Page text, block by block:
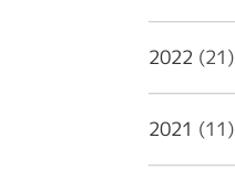
2022 (21)
2021 (11)